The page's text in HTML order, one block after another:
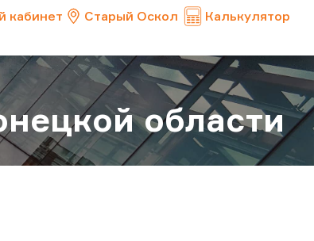
кабинет Старый Оскол Калькулятор
области